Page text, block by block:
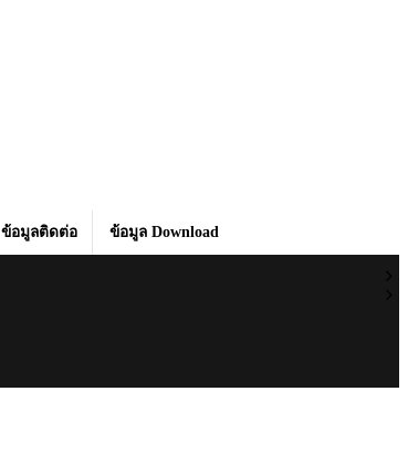
ข้อมูลติดต่อ ข้อมูล Download